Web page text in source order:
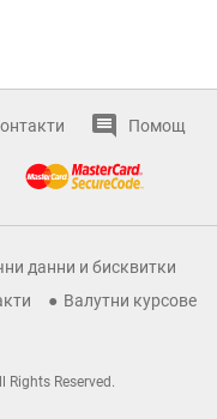
Помощ
данни и бисквитки
Валутни курсове
Reserved.